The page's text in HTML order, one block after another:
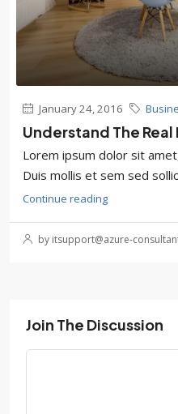
January 24, 2016
Understand The
Lorem ipsum dolor sit
Duis mollis et sem sed
Continue reading
by itsupport@azure-
Join The Discussion